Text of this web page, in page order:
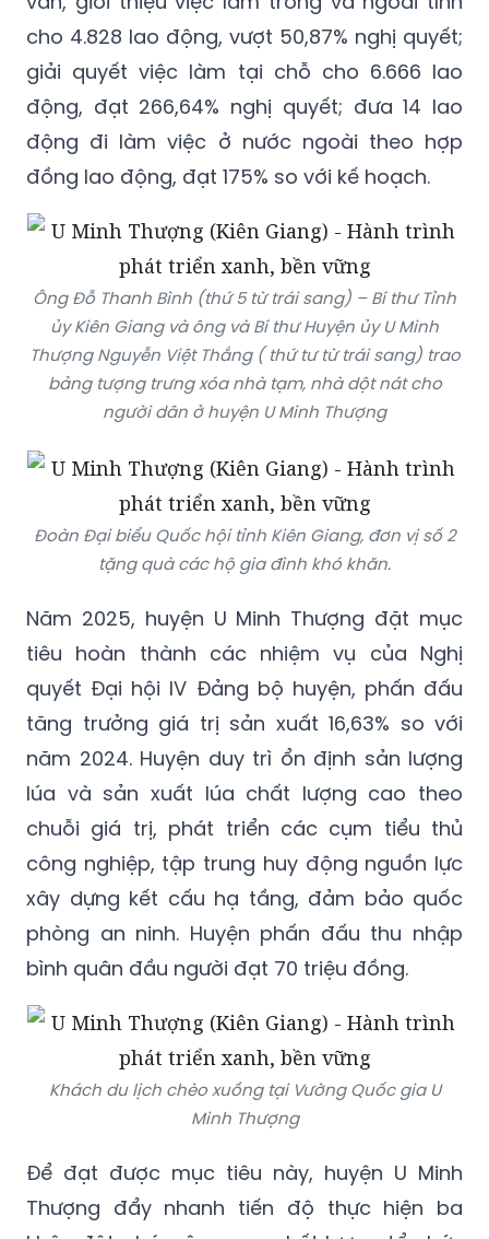
giải quyết việc làm tại chỗ cho 6.666 lao
động, đạt 266,64% nghị quyết; đưa 14 lao
động đi làm việc ở nước ngoài theo hợp
đồng lao động, đạt 175% so với kế hoạch.
Ông Đỗ Thanh Bình (thứ 5 từ trái sang) – Bí thư Tỉnh
ủy Kiên Giang và ông và Bí thư Huyện ủy U Minh
Thượng Nguyễn Việt Thắng ( thứ tư từ trái sang) trao
bảng tượng trưng xóa nhà tạm, nhà dột nát cho
người dân ở huyện U Minh Thượng
Đoàn Đại biểu Quốc hội tỉnh Kiên Giang, đơn vị số 2
tặng quà các hộ gia đình khó khăn.
Năm 2025, huyện U Minh Thượng đặt mục
quyết Đại hội IV Đảng bộ huyện, phấn đấu
tăng trưởng giá trị sản xuất 16,63% so với
năm 2024. Huyện duy trì ổn định sản lượng
lúa và sản xuất lúa chất lượng cao theo
chuỗi giá trị, phát triển các cụm tiểu thủ
công nghiệp, tập trung huy động nguồn lực
xây dựng kết cấu hạ tầng, đảm bảo quốc
phòng an ninh. Huyện phấn đấu thu nhập
bình quân đầu người đạt 70 triệu đồng.
Khách du lịch chèo xuồng tại Vường Quốc gia U
Minh Thượng
Để đạt được mục tiêu này, huyện U Minh
khâu đột phá: nâng cao chất lượng tổ chức
Đảng và hiệu lực điều hành của chính quyền,